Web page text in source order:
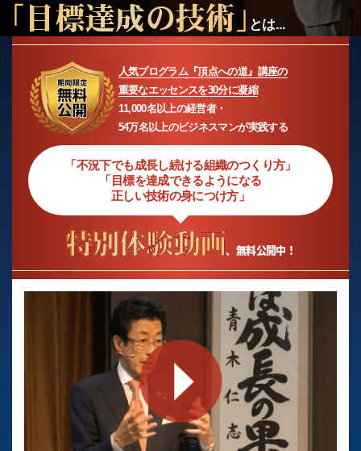
目標達成の技術」とは...
人気プログラム『頂点への道』講座の
重要なエッセンスを30分に凝縮
11,000名以上の経営者・
54万名以上のビジネスマンが実践する
「不況下でも成長し続ける組織のつくり方」
「目標を達成できるようになる
正しい技術の身につけ方」
特別体験動画、無料公開中！